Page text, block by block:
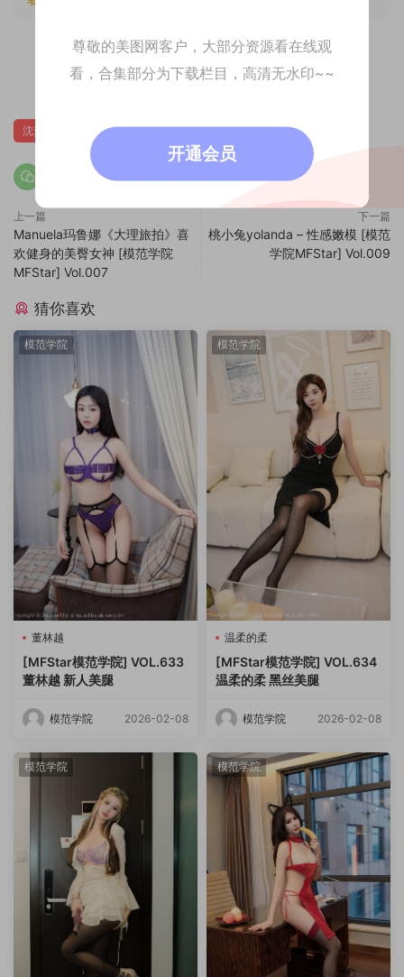
0
沈梦瑶
上一篇
Manuela玛鲁娜《大理旅拍》喜
欢健身的美臀女神 [模范学院
MFStar] Vol.007
下一篇
桃小兔yolanda – 性感嫩模 [模范
学院MFStar] Vol.009
猜你喜欢
模范学院
董林越
[MFStar模范学院] VOL.633
董林越 新人美腿
模范学院 2026-02-08
模范学院
温柔的柔
[MFStar模范学院] VOL.634
温柔的柔 黑丝美腿
模范学院 2026-02-08
模范学院 模范学院
尊敬的美图网客户，大部分资源看在线观
看，合集部分为下载栏目，高清无水印~~
开通会员